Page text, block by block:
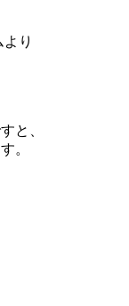
り
と、
。